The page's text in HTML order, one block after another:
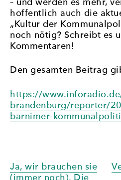
– und werden es mehr,
hoffentlich auch die
„Kultur der
noch nötig? Schreibt es
Kommentaren!
Den gesamten Beitrag
https://
brandenburg/reporter/
barnimer-
Ja, wir brauchen sie
(immer noch). Die